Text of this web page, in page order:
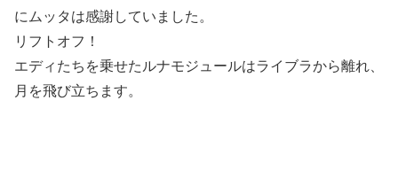
にムッタは感謝していました。
リフトオフ！
エディたちを乗せたルナモジュールはライブラから離れ、
月を飛び立ちます。